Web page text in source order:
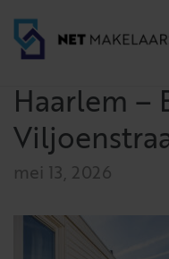
Haarlem –
mei 13, 2026